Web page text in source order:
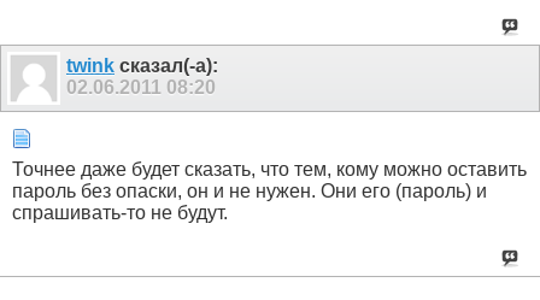
twink сказал(-а):
02.06.2011 08:20
Точнее даже будет сказать, что тем, кому можно оставить
пароль без опаски, он и не нужен. Они его (пароль) и
спрашивать-то не будут.